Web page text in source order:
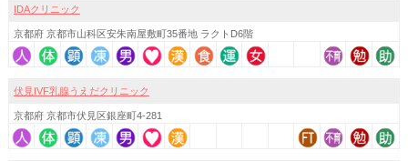
IDAクリニック
京都府 京都市山科区安朱南屋敷町35番地 ラクトD6階
伏見IVF乳腺うえだクリニック
京都府 京都市伏見区銀座町4-281